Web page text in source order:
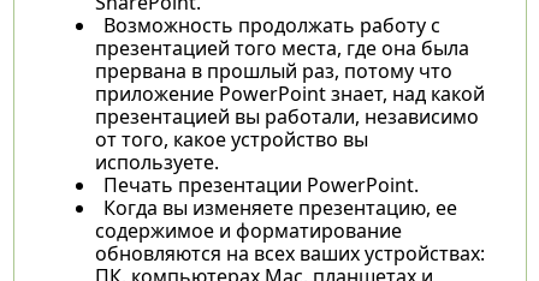
Возможность продолжать работу с
презентацией того места, где она была
прервана в прошлый раз, потому что
приложение PowerPoint знает, над какой
презентацией вы работали, независимо
от того, какое устройство вы
используете.
Печать презентации PowerPoint.
Когда вы изменяете презентацию, ее
содержимое и форматирование
обновляются на всех ваших устройствах: